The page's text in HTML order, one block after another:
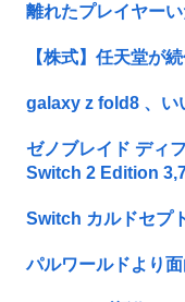
離れたプレイヤーい
【株式】任天堂が
galaxy z fold8 、い
ゼノブレイド ディ
Switch 2 Edition
Switch カルドセプ
パルワールドより